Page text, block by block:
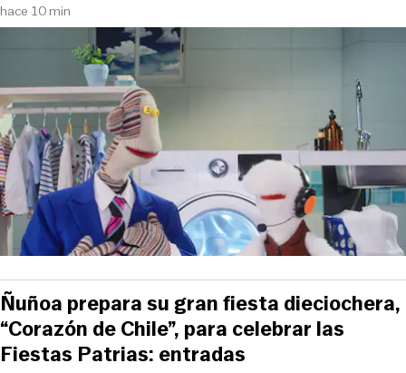
hace 10 min
Ñuñoa prepara su gran fiesta dieciochera,
“Corazón de Chile”, para celebrar las
Fiestas Patrias: entradas